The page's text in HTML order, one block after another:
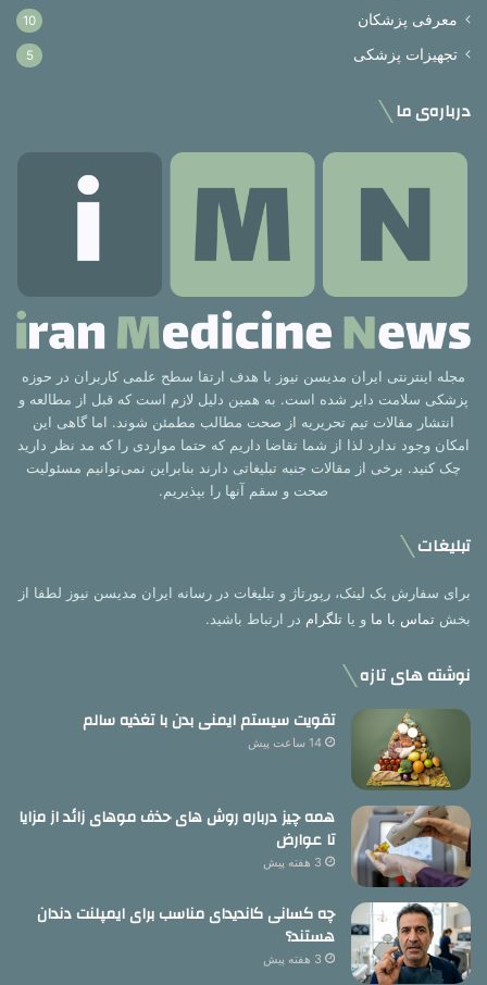
معرفی پزشکان 10
تجهیزات پزشکی 5
درباره‌ی ما
مجله اینترنتی ایران مدیسن نیوز با هدف ارتقا سطح علمی کاربران در حوزه
پزشکی سلامت دایر شده است. به همین دلیل لازم است که قبل از مطالعه و
انتشار مقالات تیم تحریریه از صحت مطالب مطمئن شوند. اما گاهی این
امکان وجود ندارد لذا از شما تقاضا داریم که حتما مواردی را که مد نظر دارید
چک کنید. برخی از مقالات جنبه تبلیغاتی دارند بنابراین نمی‌توانیم مسئولیت
صحت و سقم آنها را بپذیریم.
تبلیغات
برای سفارش بک لینک، رپورتاژ و تبلیغات در رسانه ایران مدیسن نیوز لطفا از
بخش تماس با ما و یا تلگرام در ارتباط باشید.
نوشته های تازه
تقویت سیستم ایمنی بدن با تغذیه سالم
14 ساعت پیش
همه چیز درباره روش های حذف موهای زائد از مزایا
تا عوارض
3 هفته پیش
چه کسانی کاندیدای مناسب برای ایمپلنت دندان
هستند؟
3 هفته پیش